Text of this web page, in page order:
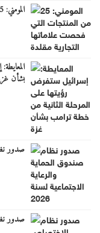
المومني: 25% من المنتجات التي فحصت علاماتها التجارية "مقلدة"
بشأن
صدور
صدور